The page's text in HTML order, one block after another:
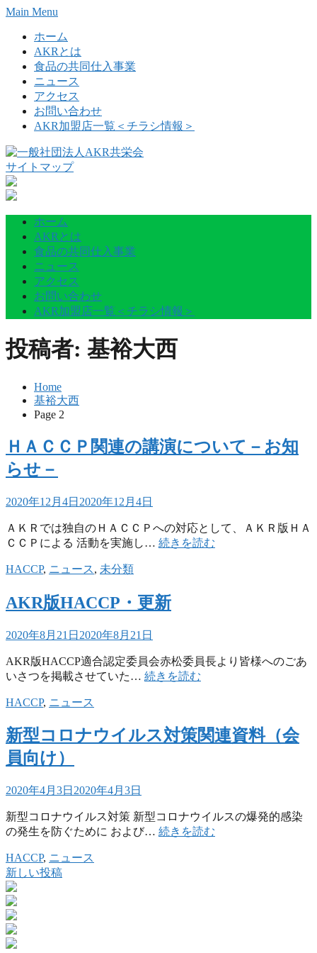
Skip
content
Main Menu
ホーム
AKRとは
食品の共同仕入事業
ニュース
アクセス
お問い合わせ
AKR加盟店一覧＜チラシ情報＞
サイトマップ
ホーム
AKRとは
食品の共同仕入事業
ニュース
アクセス
お問い合わせ
AKR加盟店一覧＜チラシ情報＞
投稿者: 基裕大西
Home
基裕大西
Page 2
ＨＡＣＣＰ関連の講演について－お知
らせ－
2020年12月4日 2020年12月4日
ＡＫＲでは独自のＨＡＣＣＰへの対応として、ＡＫＲ版ＨＡ
ＣＣＰによる 活動を実施し… 続きを読む
HACCP, ニュース, 未分類
AKR版HACCP・更新
2020年8月21日 2020年8月21日
AKR版HACCP適合認定委員会赤松委員長より皆様へのごあ
いさつを掲載させていた… 続きを読む
HACCP, ニュース
新型コロナウイルス対策関連資料（会
員向け）
2020年4月3日 2020年4月3日
新型コロナウイルス対策 新型コロナウイルスの爆発的感染
の発生を防ぐために および… 続きを読む
HACCP, ニュース
投
稿
ナ
ビ
新しい投稿